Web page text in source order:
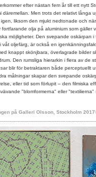
efter nästan fem år till ett nytt
däremellan. Men trots det relativt långa
liksom den mjukt nedtonade och
fortfarande olja på aluminium som gäller
möjligheter. Den svepande oskärpan
våt oljefärg, är också en
knappt skönjbara, överlagrade bilder
Den rumsliga hierarkin i flera av de
blir för betraktaren både perceptuellt
målningar skapar den svepande
eller tid som förlupit – den filmiska
"blomformerna" eller "textilierna"
på Galleri Olsson, Stockholm